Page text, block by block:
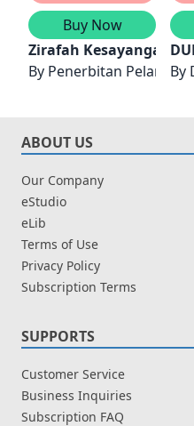
Buy Now
Zirafah Kesayangan
By Penerbitan PelangiBy
ABOUT US
Our Company
eStudio
eLib
Terms of Use
Privacy Policy
Subscription Terms
SUPPORTS
Customer Service
Business Inquiries
Subscription FAQ